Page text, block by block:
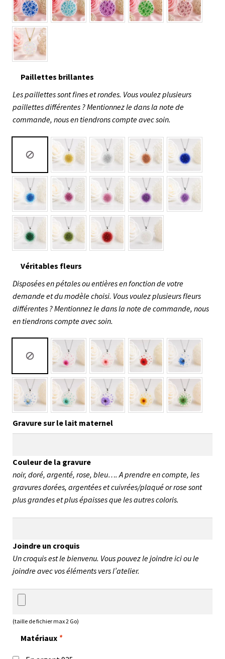
Paillettes brillantes
Les paillettes sont fines et rondes. Vous voulez plusieurs
paillettes différentes ? Mentionnez le dans la note de
commande, nous en tiendrons compte avec soin.
Véritables fleurs
Disposées en pétales ou entières en fonction de votre
demande et du modèle choisi. Vous voulez plusieurs fleurs
différentes ? Mentionnez le dans la note de commande, nous
en tiendrons compte avec soin.
Gravure sur le lait maternel
Couleur de la gravure
noir, doré, argenté, rose, bleu…. A prendre en compte, les
gravures dorées, argentées et cuivrées/plaqué or rose sont
plus grandes et plus épaisses que les autres coloris.
Joindre un croquis
Un croquis est le bienvenu. Vous pouvez le joindre ici ou le
joindre avec vos éléments vers l’atelier.
(taille de fichier max 2 Go)
Matériaux *